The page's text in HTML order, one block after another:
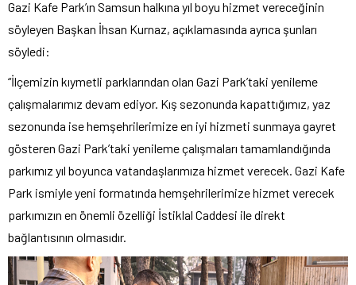
Gazi Kafe Park’ın Samsun halkına yıl boyu hizmet vereceğinin
söyleyen Başkan İhsan Kurnaz, açıklamasında ayrıca şunları
söyledi:
“İlçemizin kıymetli parklarından olan Gazi Park’taki yenileme
çalışmalarımız devam ediyor. Kış sezonunda kapattığımız, yaz
sezonunda ise hemşehrilerimize en iyi hizmeti sunmaya gayret
gösteren Gazi Park’taki yenileme çalışmaları tamamlandığında
parkımız yıl boyunca vatandaşlarımıza hizmet verecek. Gazi Kafe
Park ismiyle yeni formatında hemşehrilerimize hizmet verecek
parkımızın en önemli özelliği İstiklal Caddesi ile direkt
bağlantısının olmasıdır.